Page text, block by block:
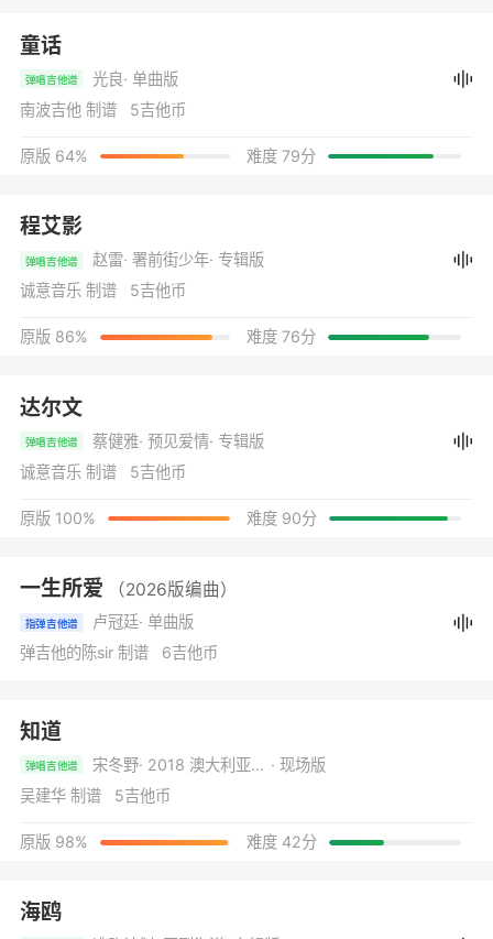
童话
弹唱吉他谱 光良· 单曲版
南波吉他 制谱 5吉他币
原版 64% 难度 79分
程艾影
弹唱吉他谱 赵雷· 署前街少年· 专辑版
诚意音乐 制谱 5吉他币
原版 86% 难度 76分
达尔文
弹唱吉他谱 蔡健雅· 预见爱情· 专辑版
诚意音乐 制谱 5吉他币
原版 100% 难度 90分
一生所爱 （2026版编曲）
指弹吉他谱 卢冠廷· 单曲版
弹吉他的陈sir 制谱 6吉他币
知道
弹唱吉他谱 宋冬野 · 2018 澳大利亚现场版 · 现场版
吴建华 制谱 5吉他币
原版 98% 难度 42分
海鸥